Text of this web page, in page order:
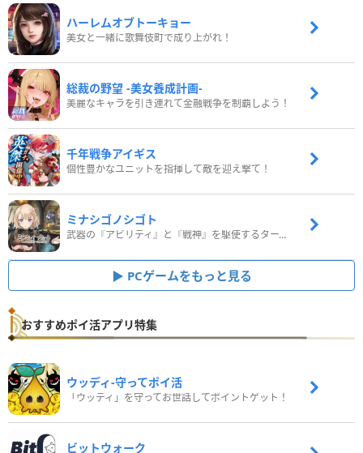
ハーレムオブトーキョー
美女と一緒に歌舞伎町で成り上がれ！
総裁の野望 -美女養成計画-
美麗なキャラを引き連れて金融戦争を制覇しよう！
千年戦争アイギス
個性豊かなユニットを指揮して敵を迎え撃て！
ミナシゴノシゴト
武器の『アビリティ』と『戦神』を駆使するターン制コマンドバトルRPG！
PCゲームをもっと見る
おすすめポイ活アプリ特集
ウッディ‐守ってポイ活
「ウッディ」を守ってお世話してポイントゲット！
ビットウォーク